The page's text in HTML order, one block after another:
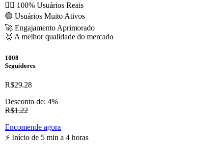
🙋‍♂️ 100% Usuários Reais
🟢 Usuários Muito Ativos
🚀 Engajamento Aprimorado
🥇 A melhor qualidade do mercado
1008
Seguidores
R$29.28
Desconto de: 4%
R$1.22
Encomende agora
⚡️ Início de 5 min a 4 horas